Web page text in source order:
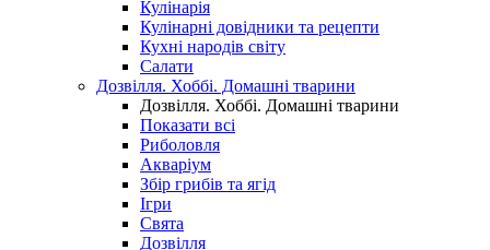
Кулінарія
Кулінарні довідники та рецепти
Кухні народів світу
Салати
Дозвілля. Хоббі. Домашні тварини
Дозвілля. Хоббі. Домашні тварини
Показати всі
Риболовля
Акваріум
Збір грибів та ягід
Ігри
Свята
Дозвілля